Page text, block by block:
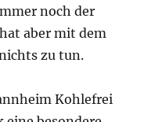
noch der
aber mit dem
zu tun.
Kohlefrei